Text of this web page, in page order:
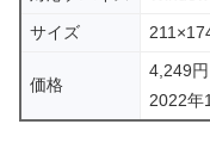
サイズ
価格
4,249
2022年